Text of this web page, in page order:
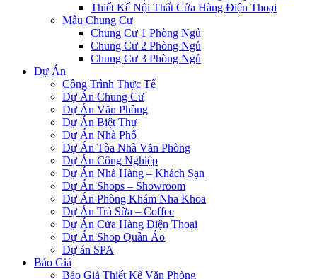
Thiết Kế Nội Thất Cửa Hàng Điện Thoại
Mẫu Chung Cư
Chung Cư 1 Phòng Ngủ
Chung Cư 2 Phòng Ngủ
Chung Cư 3 Phòng Ngủ
Dự Án
Công Trình Thực Tế
Dự Án Chung Cư
Dự Án Văn Phòng
Dự Án Biệt Thự
Dự Án Nhà Phố
Dự Án Tòa Nhà Văn Phòng
Dự Án Công Nghiệp
Dự Án Nhà Hàng – Khách Sạn
Dự Án Shops – Showroom
Dự Án Phòng Khám Nha Khoa
Dự Án Trà Sữa – Coffee
Dự Án Cửa Hàng Điện Thoại
Dự Án Shop Quần Áo
Dự án SPA
Báo Giá
Báo Giá Thiết Kế Văn Phòng